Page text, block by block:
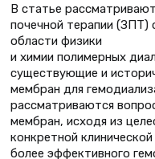
В статье
почечной терапии (ЗПТ)
области физики
и химии полимерных
существующие и
мембран для
рассматриваются
мембран, исходя из
конкретной
более эффективного